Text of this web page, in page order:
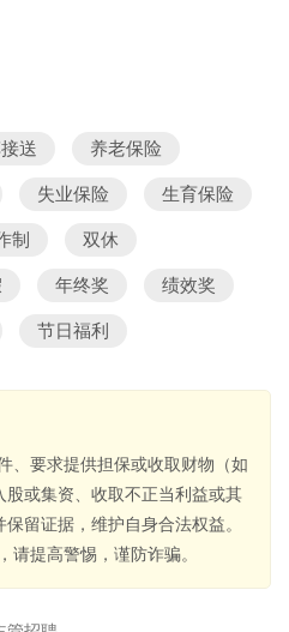
送 养老保险
失业保险 生育保险
制 双休
年终奖 绩效奖
节日福利
、要求提供担保或收取财物（如
或集资、收取不正当利益或其
留证据，维护自身合法权益。
请提高警惕，谨防诈骗。